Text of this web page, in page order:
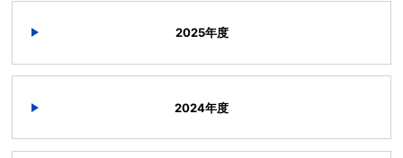
2025年度
2024年度